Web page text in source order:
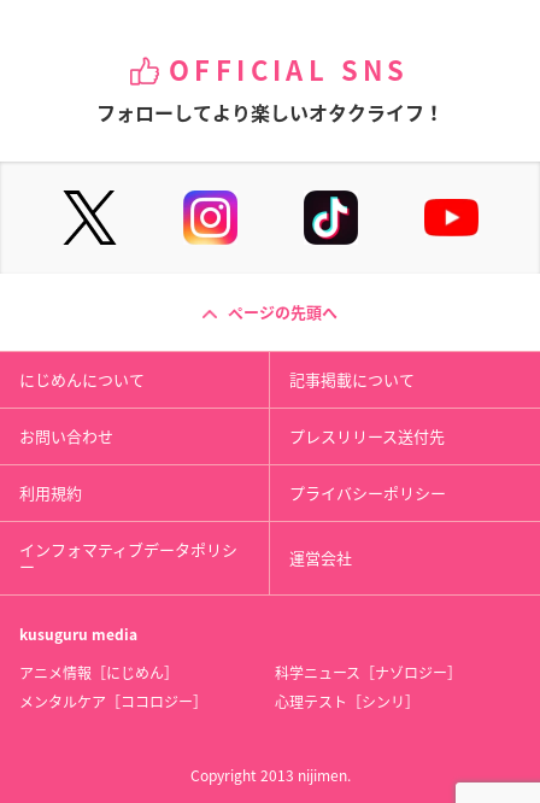
OFFICIAL SNS
フォローしてより楽しいオタクライフ！
ページの先頭へ
にじめんについて 記事掲載について
お問い合わせ プレスリリース送付先
利用規約 プライバシーポリシー
インフォマティブデータポリシ
ー 運営会社
kusuguru media
アニメ情報［にじめん］
科学ニュース［ナゾロジー］
メンタルケア［ココロジー］
心理テスト［シンリ］
Copyright 2013 nijimen.